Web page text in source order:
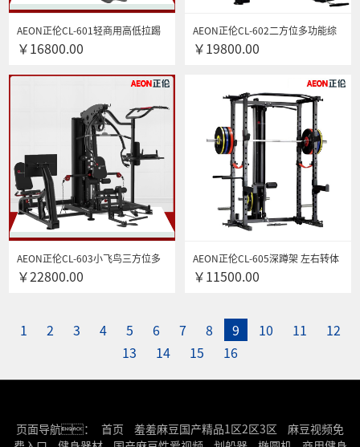
AEON正伦CL-601轻商用高低拉踢
腿推胸多功能力量综合训练器
￥16800.00
AEON正伦CL-602二方位多功能综
合训练器 高低拉踢腿推胸划船
￥19800.00
AEON正伦CL-603小飞鸟三方位多
功能综合训练器 高低拉踢腿推胸训
￥22800.00
AEON正伦CL-605深蹲架 左右转体
及上推 单双杠引体向上 上斜下斜
￥11500.00
1 2 3 4 5 6 7 8 9 10 11
12
13
14 15 16
页面导航： 首页 羞羞麻豆国产精品1区2区3区
麻豆视频免